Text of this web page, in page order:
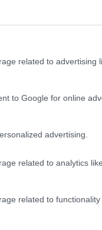
related to advertising
to Google for online
advertising.
related to analytics
related to
τα ανθισμένα
λιμανάκια των
του Facebook
απογεύματα με
και την
φθινόπωρο τον
μας…